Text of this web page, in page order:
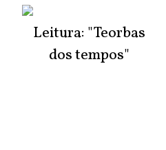
Leitura: "Teorbas
dos tempos"